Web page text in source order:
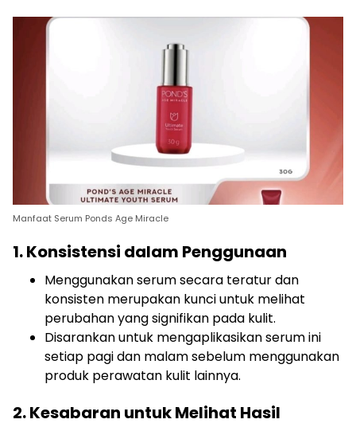
Manfaat Serum Ponds Age Miracle
1. Konsistensi dalam Penggunaan
Menggunakan serum secara teratur dan
konsisten merupakan kunci untuk melihat
perubahan yang signifikan pada kulit.
Disarankan untuk mengaplikasikan serum ini
setiap pagi dan malam sebelum menggunakan
produk perawatan kulit lainnya.
2. Kesabaran untuk Melihat Hasil